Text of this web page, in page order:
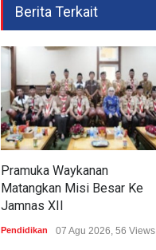
Berita Terkait
Pramuka Waykanan
Matangkan Misi Besar Ke
Jamnas XII
Pendidikan 07 Agu 2026, 56 Views